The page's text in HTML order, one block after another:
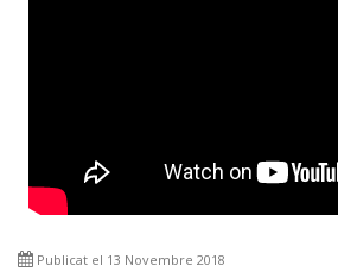
Publicat el 13 Novembre 2018